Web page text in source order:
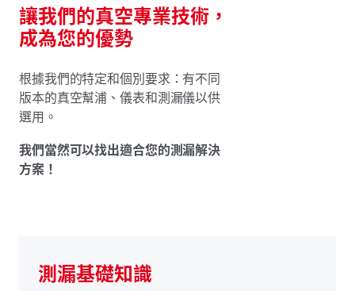
讓我們的真空專業技術，
成為您的優勢
根據我們的特定和個別要求：有不同
版本的真空幫浦、儀表和測漏儀以供
選用。
我們當然可以找出適合您的測漏解決
方案！
測漏基礎知識